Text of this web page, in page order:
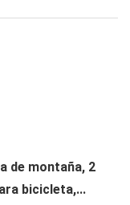
de montaña, 2
bicicleta,...